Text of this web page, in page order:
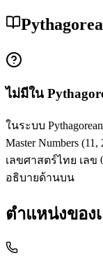
ไม่มีใน
ในระบบ
Master Numbers
เลขศาสตร์ไทย เล
อธิบายด้านบน
ตำแหน่งของ